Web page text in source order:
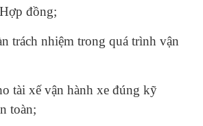
đồng;
trách nhiệm trong quá trình vận
tài xế vận hành xe đúng kỹ
toàn;